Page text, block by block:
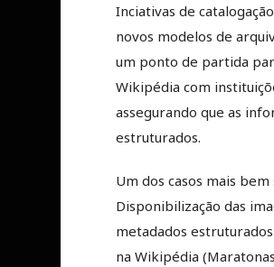
Inciativas de
novos modelos de
um ponto de partida
Wikipédia com
assegurando que as
estruturados.
Um dos casos mais
Disponibilização das
metadados
na Wikipédia